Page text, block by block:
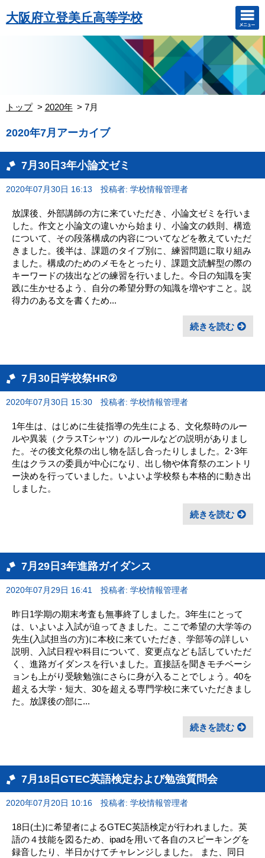
大阪府立登美丘高等学校
トップ 2020年 7月
2020年7月アーカイブ
7月30日3年小論文ゼミ
2020年07月30日 16:13 投稿者: 学校情報管理者
放課後、外部講師の方に来ていただき、小論文ゼミを行いま
した。作文と小論文の違いから始まり、小論文の鉄則、構造
について、その段落構成の内容についてなどを教えていただ
きました。後半は、課題のタイプ別に、練習問題に取り組み
ました。構成のためのメモをとったり、課題文読解型の際の
キーワードの抜出などの練習を行いました。今日の知識を実
践に生かせるよう、自分の希望分野の知識を増やすこと。説
得力のある文を書くため...
続きを読む
7月30日学校祭HR②
2020年07月30日 15:30 投稿者: 学校情報管理者
1年生は、はじめに生徒指導の先生による、文化祭時のルー
ルや異装（クラスTシャツ）のルールなどの説明がありまし
た。その後文化祭の出し物を話し合ったりしました。2･3年
生はクラスの委員が中心になり、出し物や体育祭のエントリ
ー決めを行っていました。いよいよ学校祭も本格的に動き出
しました。
続きを読む
7月29日3年進路ガイダンス
2020年07月29日 16:41 投稿者: 学校情報管理者
昨日1学期の期末考査も無事終了しました。3年生にとって
は、いよいよ入試が迫ってきました。ここで希望の大学等の
先生(入試担当の方)に本校に来ていただき、学部等の詳しい
説明、入試日程や科目について、変更点なども話していただ
く、進路ガイダンスを行いました。直接話を聞きモチベーシ
ョンも上がり受験勉強にさらに身が入ることでしょう。40を
超える大学・短大、30を超える専門学校に来ていただきまし
た。放課後の部に...
続きを読む
7月18日GTEC英語検定および勉強質問会
2020年07月20日 10:16 投稿者: 学校情報管理者
18日(土)に希望者によるGTEC英語検定が行われました。英
語の４技能を図るため、ipadを用いて各自のスピーキングを
録音したり、半日かけてチャレンジしました。 また、同日